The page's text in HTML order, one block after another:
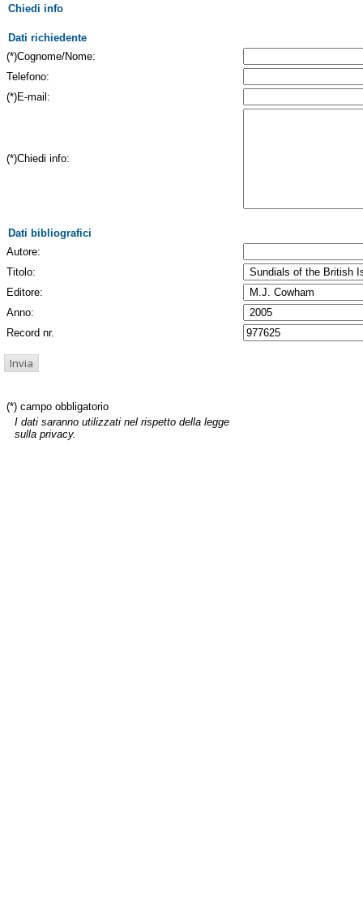
Chiedi info
Dati richiedente
(*)Cognome/Nome:
Telefono:
(*)E-mail:
(*)Chiedi info:
Dati bibliografici
Autore:
Titolo:
Editore:
Anno:
Record nr.
(*) campo obbligatorio
I dati saranno utilizzati nel rispetto della legge
sulla privacy.